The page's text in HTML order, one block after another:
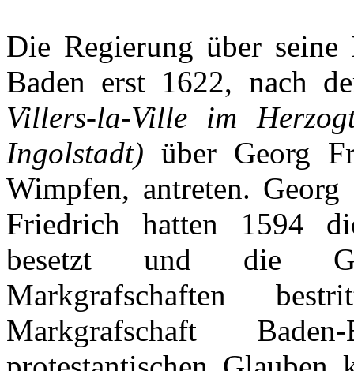
Die Regierung über seine
Baden erst 1622, nach
Villers-la-Ville
im
Ingolstadt) über Georg
Wimpfen, antreten.
Friedrichhatten 1594
besetzt und die
Markgrafschaften
Markgrafschaft